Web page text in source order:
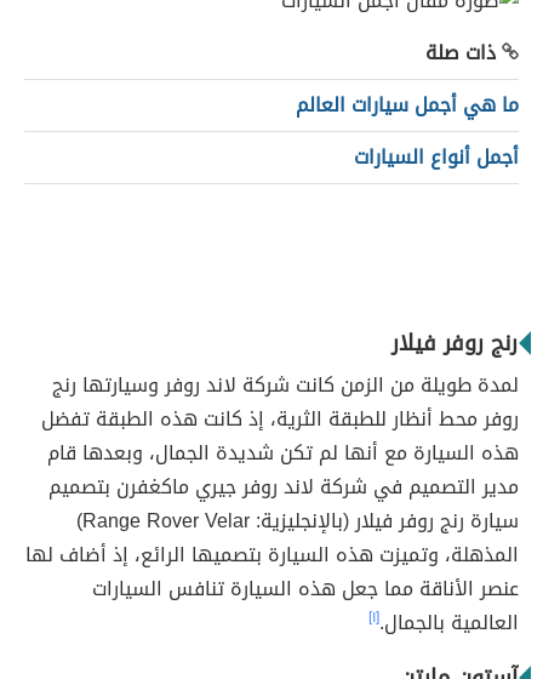
ذات صلة
ما هي أجمل سيارات العالم
أجمل أنواع السيارات
رنج روفر فيلار
لمدة طويلة من الزمن كانت شركة لاند روفر وسيارتها رنج
روفر محط أنظار للطبقة الثرية، إذ كانت هذه الطبقة تفضل
هذه السيارة مع أنها لم تكن شديدة الجمال، وبعدها قام
مدير التصميم في شركة لاند روفر جيري ماكغفرن بتصميم
سيارة رنج روفر فيلار (بالإنجليزية: Range Rover Velar)
المذهلة، وتميزت هذه السيارة بتصميها الرائع، إذ أضاف لها
عنصر الأناقة مما جعل هذه السيارة تنافس السيارات
العالمية بالجمال.[١]